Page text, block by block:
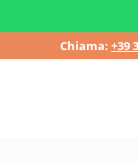
Chiama: +39